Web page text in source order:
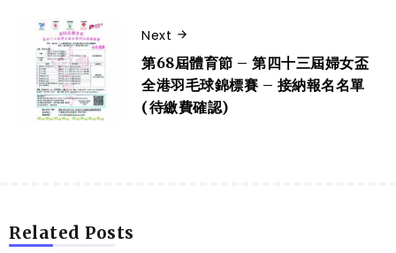
Next
第68屆體育節 – 第四十三屆婦女盃
全港羽毛球錦標賽 – 接納報名名單
(待繳費確認)
Related Posts